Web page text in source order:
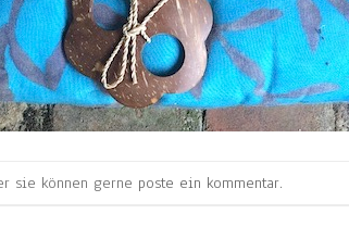
sie können gerne poste ein kommentar.